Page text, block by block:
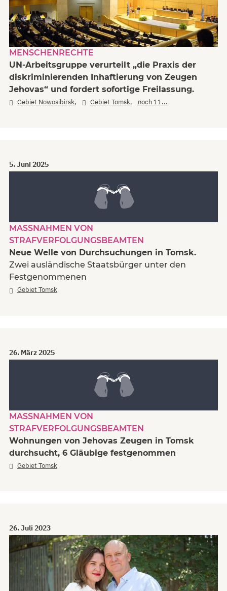
MENSCHENRECHTE
UN-Arbeitsgruppe verurteilt „die Praxis der
diskriminierenden Inhaftierung von Zeugen
Jehovas“ und fordert sofortige Freilassung.
Gebiet Nowosibirsk, Gebiet Tomsk, noch 11...
5. Juni 2025
MASSNAHMEN VON S
TRAFVERFOLGUNGSBEAMTEN
Neue Welle von Durchsuchungen in Tomsk.
Zwei ausländische Staatsbürger unter den
Festgenommenen
Gebiet Tomsk
26. März 2025
MASSNAHMEN VON S
TRAFVERFOLGUNGSBEAMTEN
Wohnungen von Jehovas Zeugen in Tomsk
durchsucht, 6 Gläubige festgenommen
Gebiet Tomsk
26. Juli 2023